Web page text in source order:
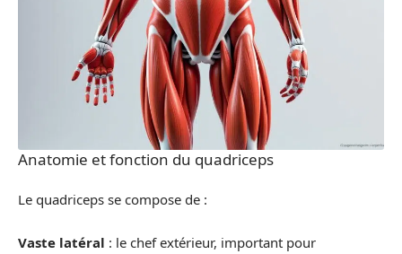
Anatomie et fonction du quadriceps
Le quadriceps se compose de :
Vaste latéral : le chef extérieur, important pour